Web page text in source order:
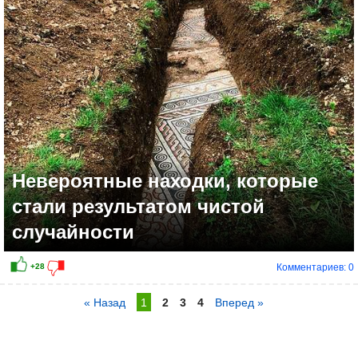
Невероятные находки, которые
стали результатом чистой
случайности
Комментариев: 0
« Назад 1 2 3 4 Вперед »